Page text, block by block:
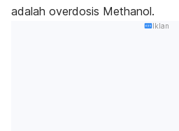
adalah overdosis Methanol.
Iklan